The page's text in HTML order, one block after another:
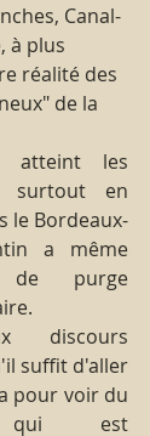
Canal-
à plus
réalité des
de la
atteint les
surtout en
le Bordeaux-
a même
purge
discours
suffit d'aller
pour voir du
qui est